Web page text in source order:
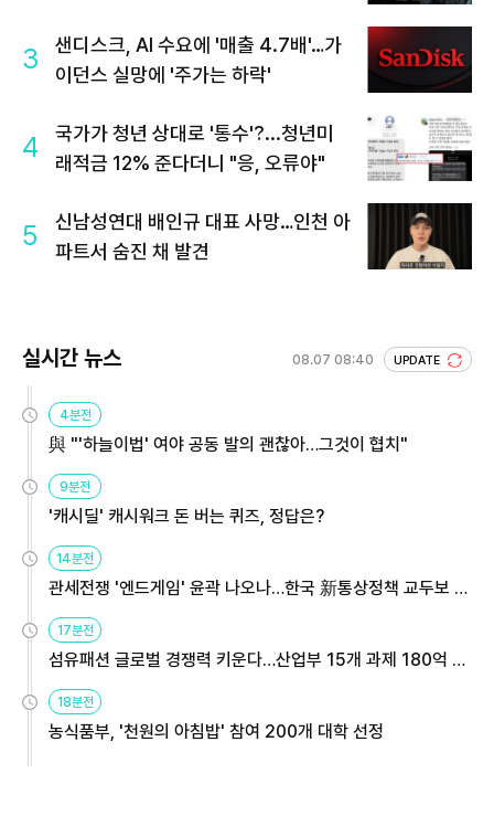
3
샌디스크, AI 수요에 '매출 4.7배'…가
이던스 실망에 '주가는 하락'
4
국가가 청년 상대로 '통수'?...청년미
래적금 12% 준다더니 "응, 오류야"
5
신남성연대 배인규 대표 사망…인천 아
파트서 숨진 채 발견
실시간 뉴스 08.07 08:40 UPDATE
4분전
與 "'하늘이법' 여야 공동 발의 괜찮아…그것이 협치"
9분전
'캐시딜' 캐시워크 돈 버는 퀴즈, 정답은?
14분전
관세전쟁 '엔드게임' 윤곽 나오나…한국 新통상정책 교두보 활
17분전
섬유패션 글로벌 경쟁력 키운다…산업부 15개 과제 180억 지
18분전
농식품부, '천원의 아침밥' 참여 200개 대학 선정